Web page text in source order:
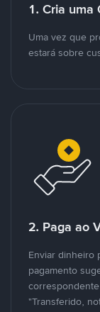
1. Cria uma
Uma vez que
estará sobre
2. Paga ao
Enviar dinheiro
pagamento
"Transferido,